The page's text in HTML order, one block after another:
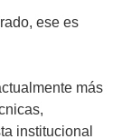
ese es
más
institucional